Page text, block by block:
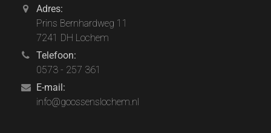
Adres:
Prins Bernhardweg 11
7241 DH Lochem
Telefoon:
0573 - 257 361
E-mail:
info@goossenslochem.nl